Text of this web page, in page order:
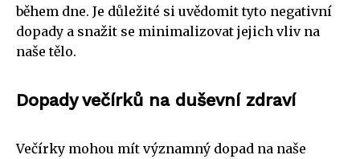
během dne. Je důležité si uvědomit tyto negativní
dopady a snažit se minimalizovat jejich vliv na
naše tělo.
Dopady večírků na duševní zdraví
Večírky mohou mít významný dopad na naše